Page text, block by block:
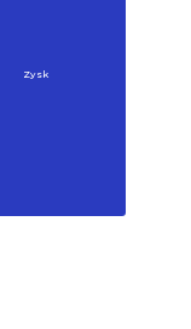
Zysk